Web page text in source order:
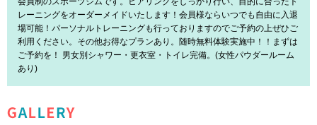
レーニングをオーダーメイドいたします！会員様ならいつでも自由に入退
場可能！パーソナルトレーニングも行っておりますのでご予約の上ぜひご
利用ください。その他お得なプランあり。随時無料体験実施中！！まずは
ご予約を！ 男女別シャワー・更衣室・トイレ完備。(女性パウダールーム
あり)